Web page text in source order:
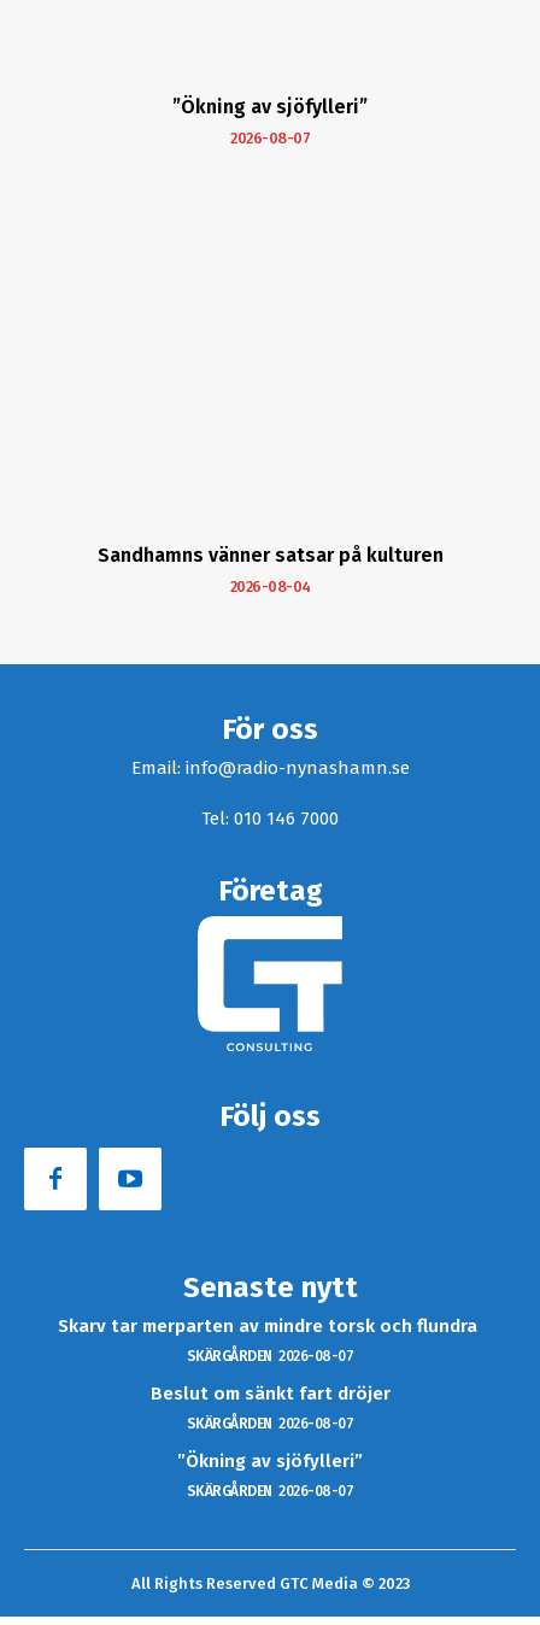
”Ökning av sjöfylleri”
2026-08-07
Sandhamns vänner satsar på kulturen
2026-08-04
För oss
Email: info@radio-nynashamn.se
Tel: 010 146 7000
Företag
Följ oss
Senaste nytt
Skarv tar merparten av mindre torsk och flundra
SKÄRGÅRDEN 2026-08-07
Beslut om sänkt fart dröjer
SKÄRGÅRDEN 2026-08-07
”Ökning av sjöfylleri”
SKÄRGÅRDEN 2026-08-07
All Rights Reserved GTC Media © 2023